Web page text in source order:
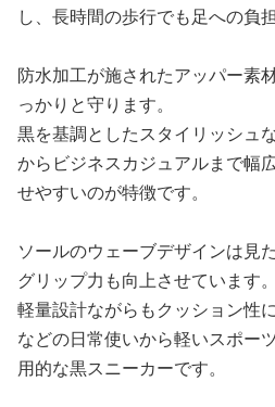
し、長時間の歩行でも足への負
防水加工が施されたアッパー素
っかりと守ります。
黒を基調としたスタイリッシュ
からビジネスカジュアルまで幅
せやすいのが特徴です。
ソールのウェーブデザインは見
グリップ力も向上させています。
軽量設計ながらもクッション性
などの日常使いから軽いスポー
用的な黒スニーカーです。